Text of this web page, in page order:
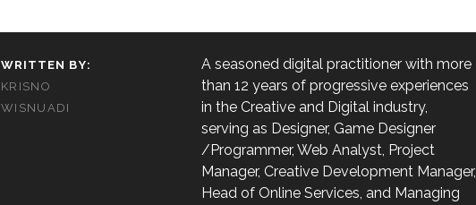
WRITTEN BY:
KRISNO
WISNUADI
A seasoned digital practitioner with more
than 12 years of progressive experiences
in the Creative and Digital industry,
serving as Designer, Game Designer
/Programmer, Web Analyst, Project
Manager, Creative Development Manager,
Head of Online Services, and Managing